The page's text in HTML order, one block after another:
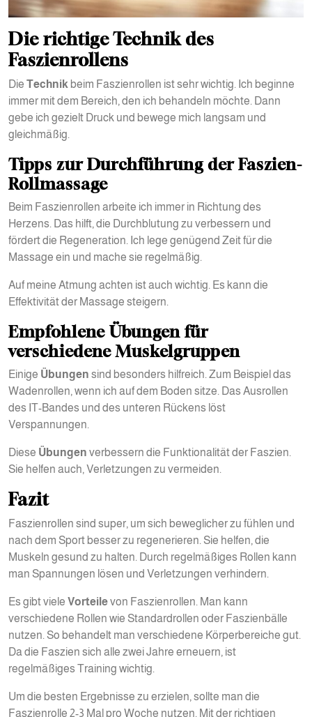
Die richtige Technik des
Faszienrollens
Die Technik beim Faszienrollen ist sehr wichtig. Ich beginne
immer mit dem Bereich, den ich behandeln möchte. Dann
gebe ich gezielt Druck und bewege mich langsam und
gleichmäßig.
Tipps zur Durchführung der Faszien-
Rollmassage
Beim Faszienrollen arbeite ich immer in Richtung des
Herzens. Das hilft, die Durchblutung zu verbessern und
fördert die Regeneration. Ich lege genügend Zeit für die
Massage ein und mache sie regelmäßig.
Auf meine Atmung achten ist auch wichtig. Es kann die
Effektivität der Massage steigern.
Empfohlene Übungen für
verschiedene Muskelgruppen
Einige Übungen sind besonders hilfreich. Zum Beispiel das
Wadenrollen, wenn ich auf dem Boden sitze. Das Ausrollen
des IT-Bandes und des unteren Rückens löst
Verspannungen.
Diese Übungen verbessern die Funktionalität der Faszien.
Sie helfen auch, Verletzungen zu vermeiden.
Fazit
Faszienrollen sind super, um sich beweglicher zu fühlen und
nach dem Sport besser zu regenerieren. Sie helfen, die
Muskeln gesund zu halten. Durch regelmäßiges Rollen kann
man Spannungen lösen und Verletzungen verhindern.
Es gibt viele Vorteilevon Faszienrollen. Man kann
verschiedene Rollen wie Standardrollen oder Faszienbälle
nutzen. So behandelt man verschiedene Körperbereiche gut.
Da die Faszien sich alle zwei Jahre erneuern, ist
regelmäßiges Training wichtig.
Um die besten Ergebnisse zu erzielen, sollte man die
Faszienrolle 2-3 Mal pro Woche nutzen. Mit der richtigen